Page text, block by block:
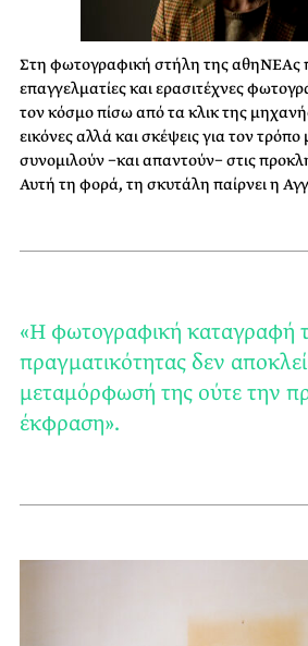
Στη φωτογραφική στήλη της αθηΝΕΑς
επαγγελματίες και ερασιτέχνες
τον κόσμο πίσω από τα κλικ της
εικόνες αλλά και σκέψεις για τον τρόπο
συνομιλούν −και απαντούν− στις
Αυτή τη φορά, τη σκυτάλη παίρνει η
«Η φωτογραφική καταγραφή
πραγματικότητας δεν
μεταμόρφωσή της ούτε την
έκφραση».